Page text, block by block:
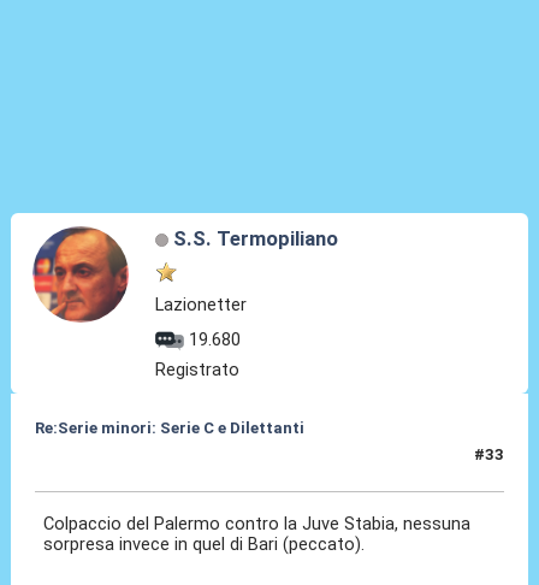
S.S. Termopiliano
Lazionetter
19.680
Registrato
Re:Serie minori: Serie C e Dilettanti
#33
Colpaccio del Palermo contro la Juve Stabia, nessuna
sorpresa invece in quel di Bari (peccato).